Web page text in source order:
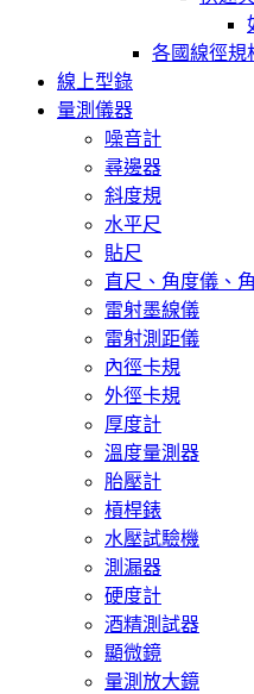
各國線徑規
線上型錄
量測儀器
噪音計
尋邊器
斜度規
水平尺
貼尺
直尺、角度儀、
雷射墨線儀
雷射測距儀
內徑卡規
外徑卡規
厚度計
溫度量測器
胎壓計
槓桿錶
水壓試驗機
測漏器
硬度計
酒精測試器
顯微鏡
量測放大鏡